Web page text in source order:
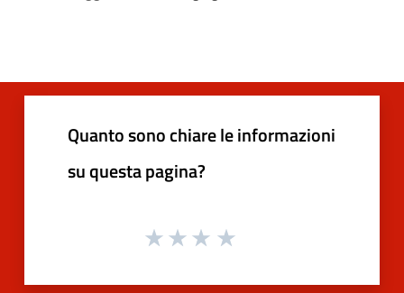
Quanto sono chiare le informazioni
su questa pagina?